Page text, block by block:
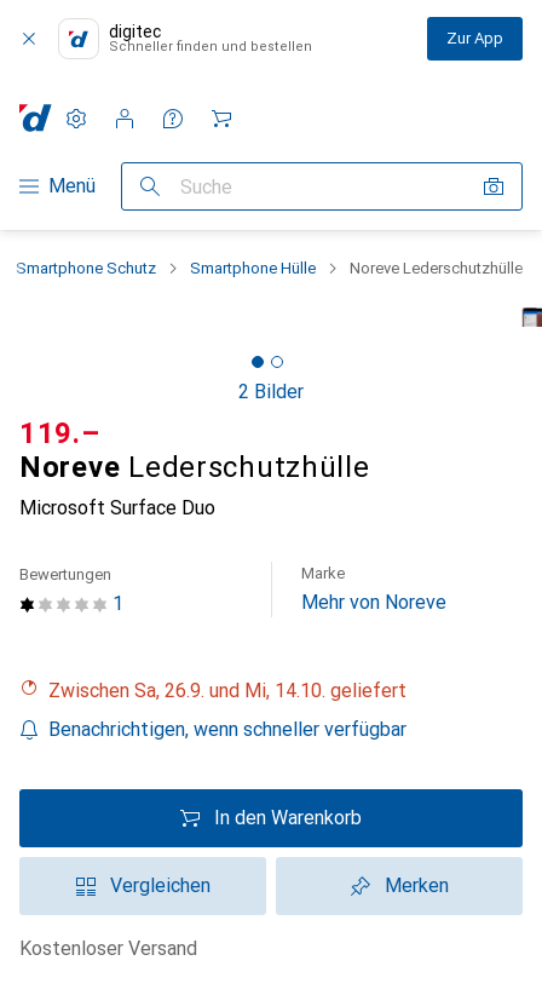
digitec
Schneller finden und bestellen Zur App
Navigation nach Kategorien
Menü Suche
Einstellungen
Kundenkonto
Vergleichslisten
Merklisten
Warenkorb
Smartphone Schutz Smartphone Hülle Noreve Lederschutzhülle
2 Bilder
Noreve Lederschutzhülle
Microsoft Surface Duo
CHF
119.–
1
Bewertungen Marke
Mehr von Noreve
Zwischen Sa, 26.9. und Mi, 14.10. geliefert
Benachrichtigen, wenn schneller verfügbar
In den Warenkorb
Vergleichen Merken
kostenloser Versand